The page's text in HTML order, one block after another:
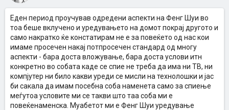
Еден период проучував одредени аспекти на Фенг Шуи во
тоа беше вклучено и уредувањето на домот покрај другото и
само накратко ќе констатирам не е за повеќето од нас кои
имаме просечен накај потпросечен стандард од многу
аспекти - бара доста вложување, бара доста услови итн
конкретно во собата каде се спие не треба да има ни ТВ, ни
компјутер ни било какви уреди се мисли на технолошки и јас
би сакала да имам посебна соба наменета само за спиење
меѓутоа условите ми се такви што таа соба ми е
повеќенаменска. Муабетот ми е Фенг Шуи уредување